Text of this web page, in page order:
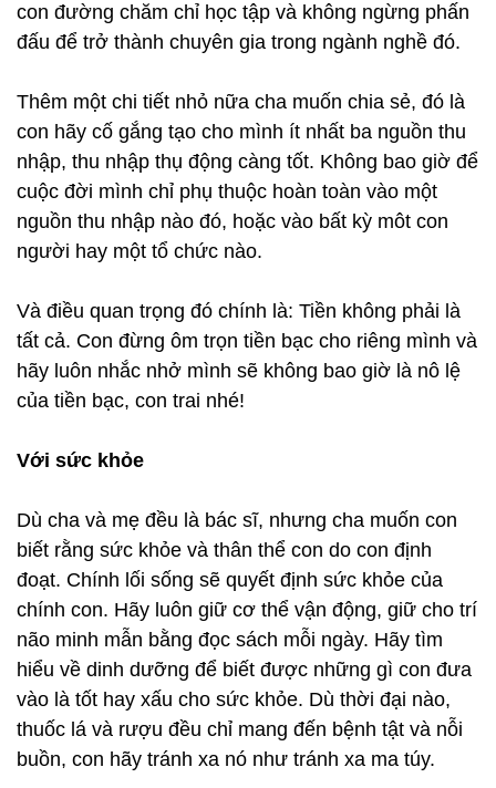
con đường chăm chỉ học tập và không ngừng phấn
đấu để trở thành chuyên gia trong ngành nghề đó.
Thêm một chi tiết nhỏ nữa cha muốn chia sẻ, đó là
con hãy cố gắng tạo cho mình ít nhất ba nguồn thu
nhập, thu nhập thụ động càng tốt. Không bao giờ để
cuộc đời mình chỉ phụ thuộc hoàn toàn vào một
nguồn thu nhập nào đó, hoặc vào bất kỳ môt con
người hay một tổ chức nào.
Và điều quan trọng đó chính là: Tiền không phải là
tất cả. Con đừng ôm trọn tiền bạc cho riêng mình và
hãy luôn nhắc nhở mình sẽ không bao giờ là nô lệ
của tiền bạc, con trai nhé!
Với sức khỏe
Dù cha và mẹ đều là bác sĩ, nhưng cha muốn con
biết rằng sức khỏe và thân thể con do con định
đoạt. Chính lối sống sẽ quyết định sức khỏe của
chính con. Hãy luôn giữ cơ thể vận động, giữ cho trí
não minh mẫn bằng đọc sách mỗi ngày. Hãy tìm
hiểu về dinh dưỡng để biết được những gì con đưa
vào là tốt hay xấu cho sức khỏe. Dù thời đại nào,
thuốc lá và rượu đều chỉ mang đến bệnh tật và nỗi
buồn, con hãy tránh xa nó như tránh xa ma túy.